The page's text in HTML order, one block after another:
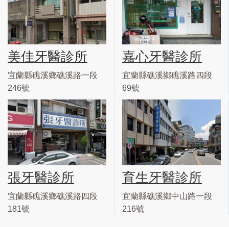
美佳牙醫診所
宜蘭縣礁溪鄉礁溪路一段
246號
嘉心牙醫診所
宜蘭縣礁溪鄉礁溪路四段
69號
張牙醫診所
宜蘭縣礁溪鄉礁溪路四段
181號
育生牙醫診所
宜蘭縣礁溪鄉中山路一段
216號